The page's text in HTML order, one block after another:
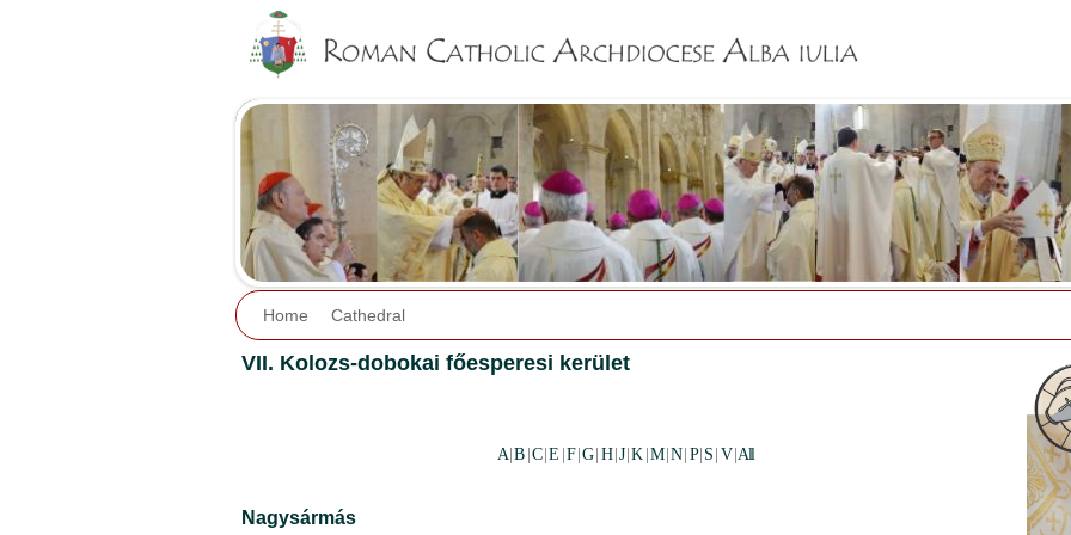
Home Cathedral
VII. Kolozs-dobokai főesperesi kerület
A |B C |E F |G H J |K M |N P| S V All
Nagysármás